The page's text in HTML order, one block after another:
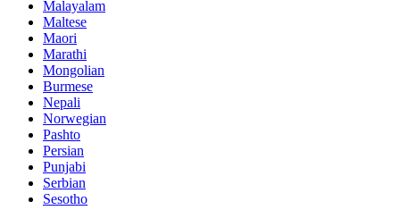
Malayalam
Maltese
Maori
Marathi
Mongolian
Burmese
Nepali
Norwegian
Pashto
Persian
Punjabi
Serbian
Sesotho